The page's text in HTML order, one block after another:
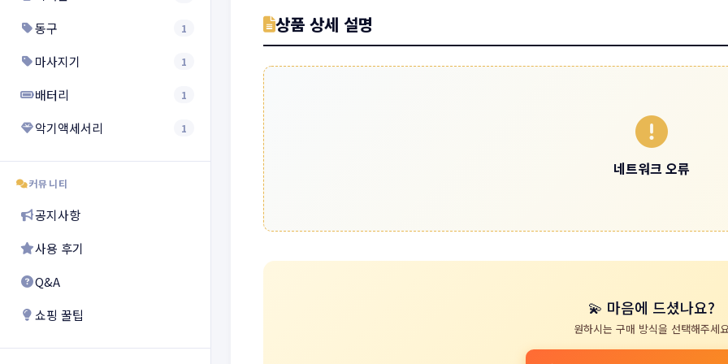
동구 1
마사지기 1
배터리 1
악기액세서리 1
커뮤니티
공지사항
사용 후기
Q&A
쇼핑 꿀팁
상품 상세 설명
네트워크 오류
💫 마음에 드셨나요?
원하시는 구매 방식을 선택해주세